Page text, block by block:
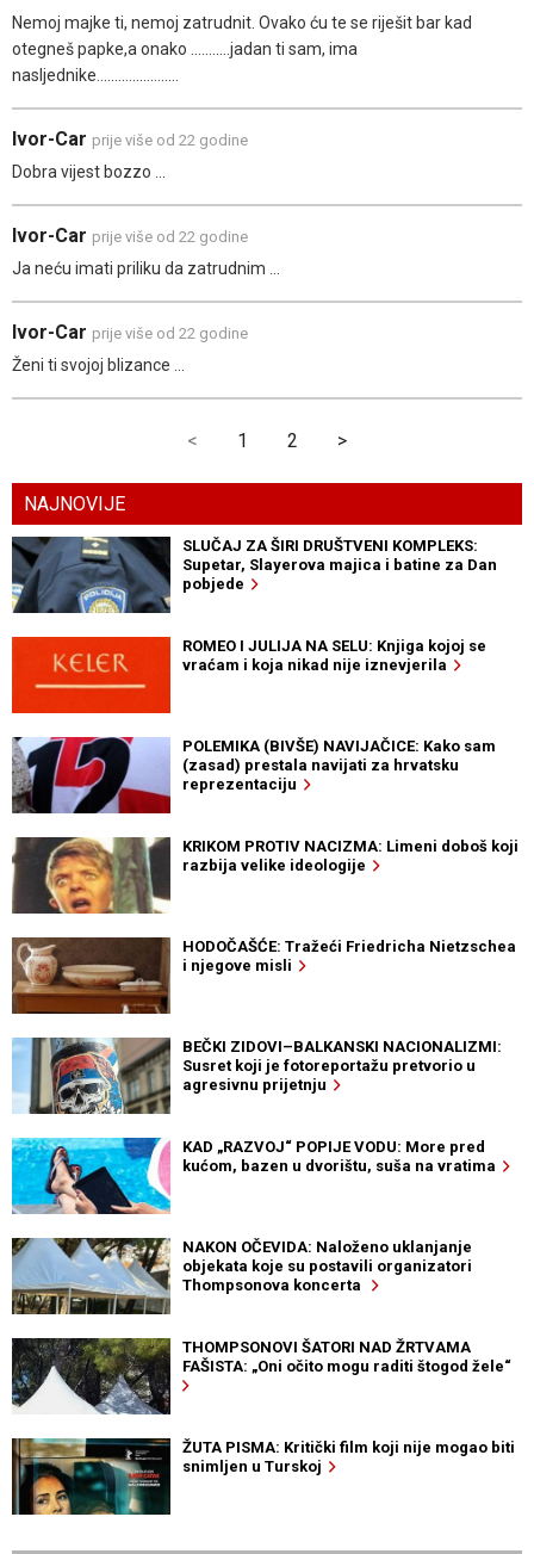
Nemoj majke ti, nemoj zatrudnit. Ovako ću te se riješit bar kad
otegneš papke,a onako ...........jadan ti sam, ima
nasljednike.......................
Ivor-Car prije više od 22 godine
Dobra vijest bozzo ...
Ivor-Car prije više od 22 godine
Ja neću imati priliku da zatrudnim ...
Ivor-Car prije više od 22 godine
Ženi ti svojoj blizance ...
< 1 2 >
NAJNOVIJE
SLUČAJ ZA ŠIRI DRUŠTVENI KOMPLEKS:
Supetar, Slayerova majica i batine za Dan
pobjede
ROMEO I JULIJA NA SELU: Knjiga kojoj se
vraćam i koja nikad nije iznevjerila
POLEMIKA (BIVŠE) NAVIJAČICE: Kako sam
(zasad) prestala navijati za hrvatsku
reprezentaciju
KRIKOM PROTIV NACIZMA: Limeni doboš koji
razbija velike ideologije
HODOČAŠĆE: Tražeći Friedricha Nietzschea
i njegove misli
BEČKI ZIDOVI–BALKANSKI NACIONALIZMI:
Susret koji je fotoreportažu pretvorio u
agresivnu prijetnju
KAD „RAZVOJ“ POPIJE VODU: More pred
kućom, bazen u dvorištu, suša na vratima
NAKON OČEVIDA: Naloženo uklanjanje
objekata koje su postavili organizatori
Thompsonova koncerta
THOMPSONOVI ŠATORI NAD ŽRTVAMA
FAŠISTA: „Oni očito mogu raditi štogod žele“
ŽUTA PISMA: Kritički film koji nije mogao biti
snimljen u Turskoj